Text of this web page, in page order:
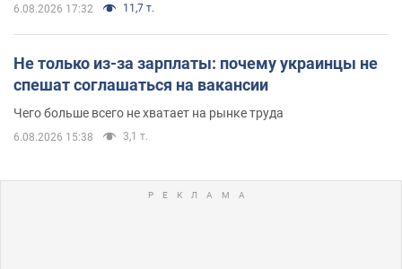
6.08.2026 17:32 11,7 т.
Не только из-за зарплаты: почему украинцы не
спешат соглашаться на вакансии
Чего больше всего не хватает на рынке труда
6.08.2026 15:38 3,1 т.